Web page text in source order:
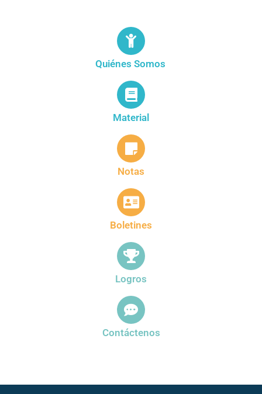
Quiénes Somos
Material
Notas
Boletines
Logros
Contáctenos